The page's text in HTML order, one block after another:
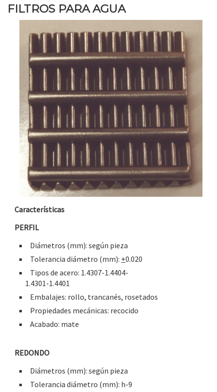
FILTROS PARA AGUA
Características
PERFIL
Diámetros (mm): según pieza
Tolerancia diámetro (mm): +0.020
Tipos de acero: 1.4307-1.4404-
1.4301-1.4401
Embalajes: rollo, trancanés, rosetados
Propiedades mecánicas: recocido
Acabado: mate
REDONDO
Diámetros (mm): según pieza
Tolerancia diámetro (mm): h-9